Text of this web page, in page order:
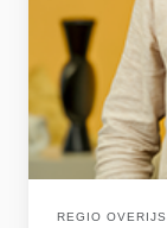
REGIO